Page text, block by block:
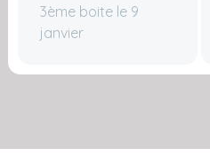
3ème boite le 9
janvier